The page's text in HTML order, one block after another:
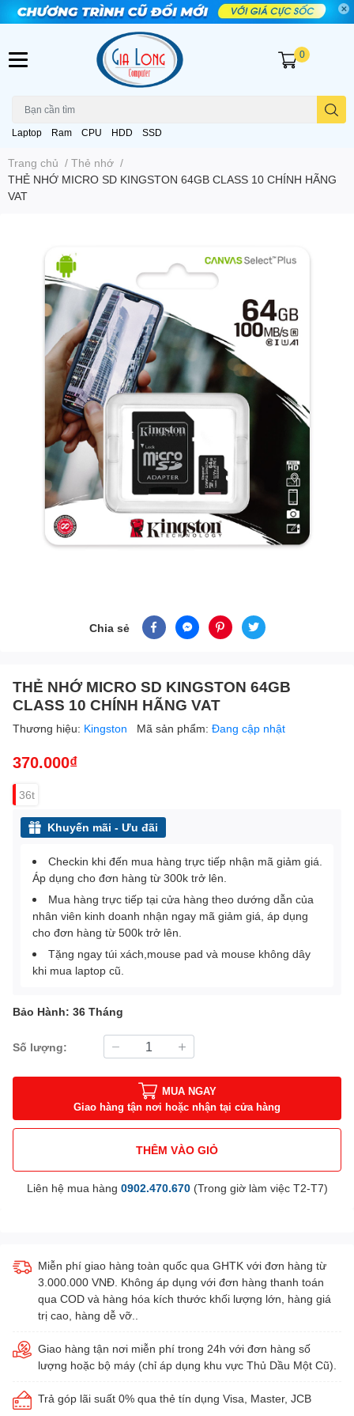
Laptop Ram CPU HDD SSD
0
Trang chủ / Thẻ nhớ /
THẺ NHỚ MICRO SD KINGSTON 64GB CLASS 10 CHÍNH HÃNG
VAT
Chia sẻ
THẺ NHỚ MICRO SD KINGSTON 64GB
CLASS 10 CHÍNH HÃNG VAT
Thương hiệu: Kingston Mã sản phẩm: Đang cập nhật
370.000₫
36t
Khuyến mãi - Ưu đãi
Checkin khi đến mua hàng trực tiếp nhận mã giảm giá.
Áp dụng cho đơn hàng từ 300k trở lên.
Mua hàng trực tiếp tại cửa hàng theo dướng dẫn của
nhân viên kinh doanh nhận ngay mã giảm giá, áp dụng
cho đơn hàng từ 500k trở lên.
Tặng ngay túi xách,mouse pad và mouse không dây
khi mua laptop cũ.
Bảo Hành: 36 Tháng
Số lượng:
MUA NGAY
Giao hàng tận nơi hoặc nhận tại cửa hàng
THÊM VÀO GIỎ
Liên hệ mua hàng 0902.470.670(Trong giờ làm việc T2-T7)
Miễn phí giao hàng toàn quốc qua GHTK với đơn hàng từ
3.000.000 VNĐ. Không áp dụng với đơn hàng thanh toán
qua COD và hàng hóa kích thước khối lượng lớn, hàng giá
trị cao, hàng dễ vỡ..
Giao hàng tận nơi miễn phí trong 24h với đơn hàng số
lượng hoặc bộ máy (chỉ áp dụng khu vực Thủ Dầu Một Cũ).
Trả góp lãi suất 0% qua thẻ tín dụng Visa, Master, JCB